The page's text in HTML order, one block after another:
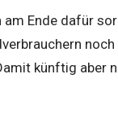
Ende dafür
künftig aber